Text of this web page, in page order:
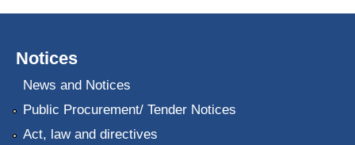
Notices
News and Notices
Public Procurement/ Tender Notices
Act, law and directives